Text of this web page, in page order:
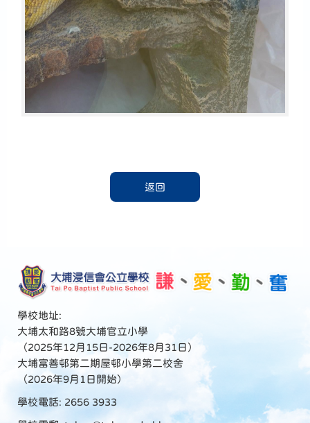
返回
學校地址:
大埔太和路8號大埔官立小學
（2025年12月15日-2026年8月31日）
大埔富善邨第二期屋邨小學第二校舍
（2026年9月1日開始）
學校電話: 2656 3933